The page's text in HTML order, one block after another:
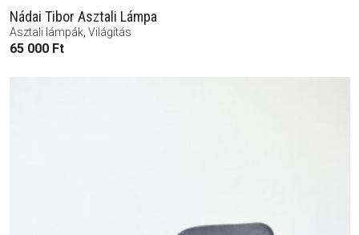
Nádai Tibor Asztali Lámpa
Asztali lámpák Világítás
65 000 Ft